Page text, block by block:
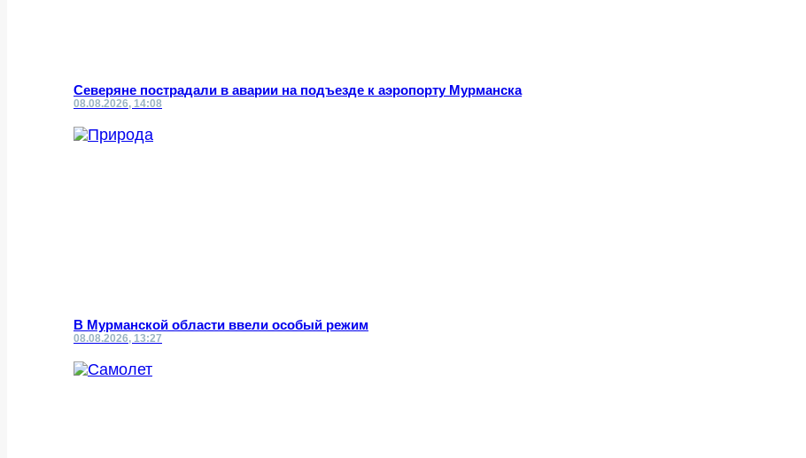
Северяне пострадали в аварии на подъезде к аэропорту Мурманска
08.08.2026, 14:08
В Мурманской области ввели особый режим
08.08.2026, 13:27